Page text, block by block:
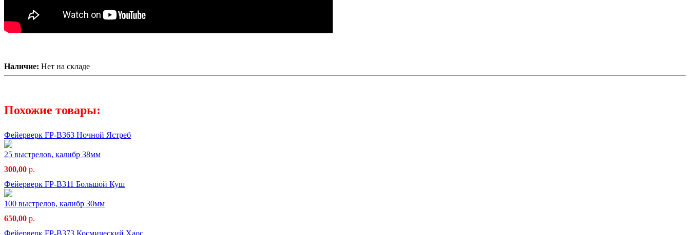
Наличие: Нет на складе
Похожие товары:
Фейерверк FP-B363 Ночной Ястреб
25 выстрелов, калибр 38мм
300,00 р.
Фейерверк FP-B311 Большой Куш
100 выстрелов, калибр 30мм
650,00 р.
Фейерверк FP-B373 Космический Хаос